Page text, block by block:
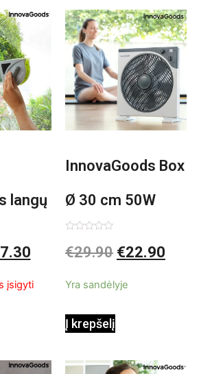
langų
įsigyti
InnovaGoods Box
Ø 30 cm 50W
Baltai pilkas
0
iš
€29.90 €22.90
Yra sandėlyje
Į krepšelį